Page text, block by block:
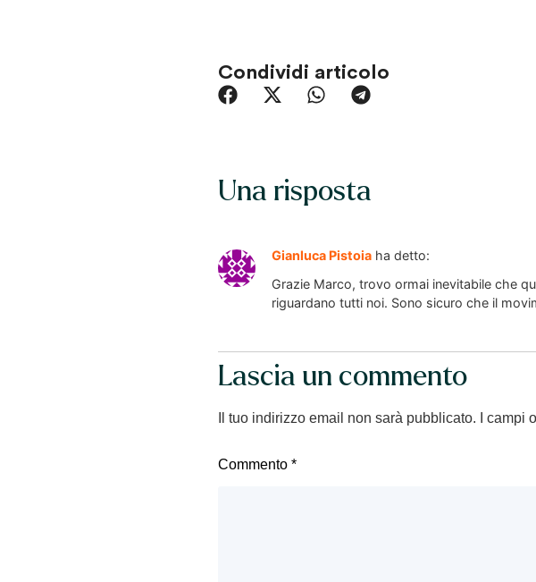
Condividi articolo
Una risposta
Gianluca Pistoia ha detto:
Grazie Marco, trovo ormai inevitabile che
riguardano tutti noi. Sono sicuro che il
Lascia un commento
Il tuo indirizzo email non sarà pubblicato. I campi
Commento *